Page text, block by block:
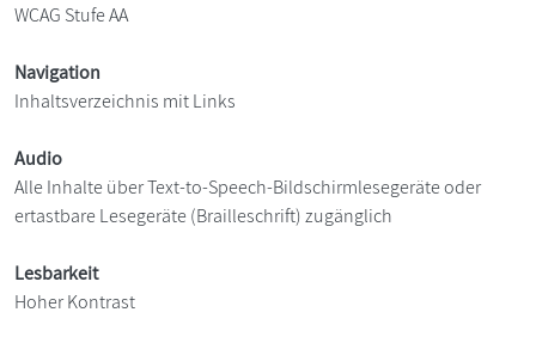
WCAG Stufe AA
Navigation
Inhaltsverzeichnis mit Links
Audio
Alle Inhalte über Text-to-Speech-Bildschirmlesegeräte oder
ertastbare Lesegeräte (Brailleschrift) zugänglich
Lesbarkeit
Hoher Kontrast